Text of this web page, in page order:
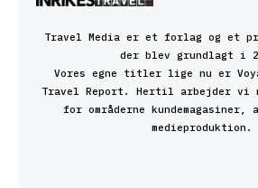
Travel Media er et forlag og et
der blev grundlagt i
Vores egne titler lige nu er
Travel Report. Hertil arbejder vi
for områderne kundemagasiner,
medieproduktion.